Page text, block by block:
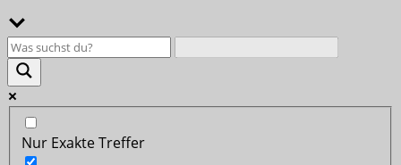
Nur Exakte Treffer